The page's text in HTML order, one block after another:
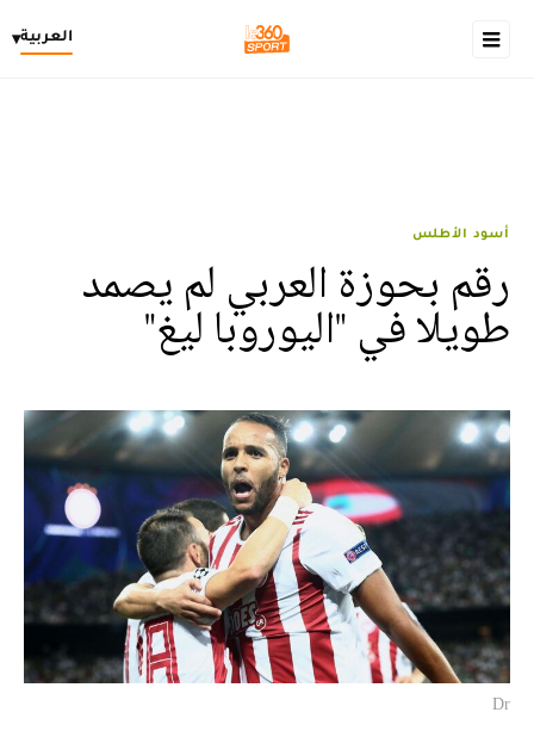
العربية▾
أسود الأطلس
رقم بحوزة العربي لم يصمد
طويلا في "اليوروبا ليغ"
Dr